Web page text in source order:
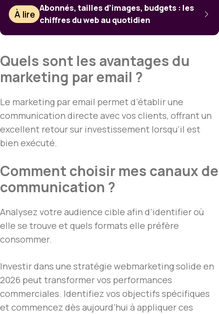
À lire
Abonnés, tailles d’images, budgets : les
chiffres du web au quotidien
Quels sont les avantages du
marketing par email ?
Le marketing par email permet d’établir une
communication directe avec vos clients, offrant un
excellent retour sur investissement lorsqu’il est
bien exécuté.
Comment choisir mes canaux de
communication ?
Analysez votre audience cible afin d’identifier où
elle se trouve et quels formats elle préfère
consommer.
Investir dans une stratégie webmarketing solide en
2026 peut transformer vos performances
commerciales. Identifiez vos objectifs spécifiques
et commencez dès aujourd’hui à appliquer ces